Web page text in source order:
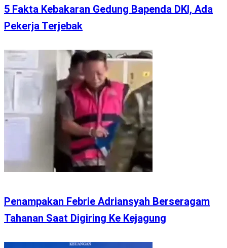
5 Fakta Kebakaran Gedung Bapenda DKI, Ada
Pekerja Terjebak
Penampakan Febrie Adriansyah Berseragam
Tahanan Saat Digiring Ke Kejagung